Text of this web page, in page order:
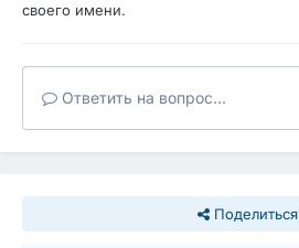
своего имени.
Ответить на вопрос...
Поделиться